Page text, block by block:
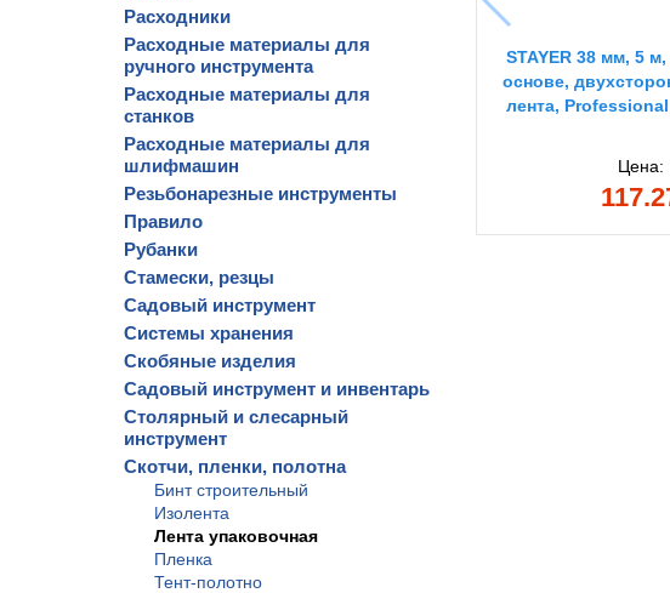
Расходники
Расходные материалы для
ручного инструмента
Расходные материалы для
станков
Расходные материалы для
шлифмашин
Резьбонарезные инструменты
Правило
Рубанки
Стамески, резцы
Садовый инструмент
Системы хранения
Скобяные изделия
Садовый инструмент и инвентарь
Столярный и слесарный
инструмент
Скотчи, пленки, полотна
Бинт строительный
Изолента
Лента упаковочная
Пленка
Тент-полотно
STAYER 38 мм, 5
основе,
лента,
Цена: